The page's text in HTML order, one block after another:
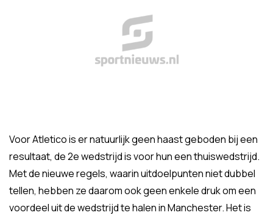
Voor Atletico is er natuurlijk geen haast geboden bij een
resultaat, de 2e wedstrijd is voor hun een thuiswedstrijd.
Met de nieuwe regels, waarin uitdoelpunten niet dubbel
tellen, hebben ze daarom ook geen enkele druk om een
voordeel uit de wedstrijd te halen in Manchester. Het is